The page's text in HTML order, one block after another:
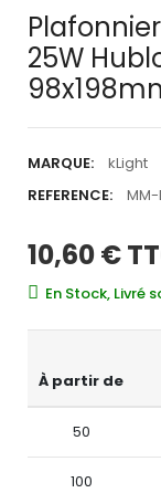
25W
MARQUE:
kLight
REFERENCE:
10,60 €
En Stock, Livré
À partir de
50
100